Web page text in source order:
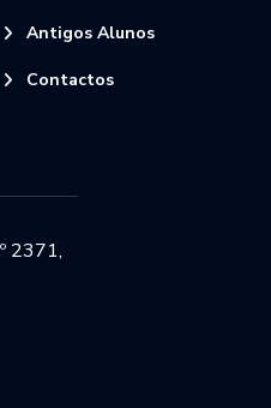
Antigos Alunos
Contactos
2371,